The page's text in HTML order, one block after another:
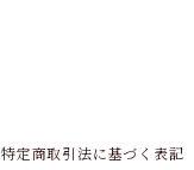
特定商取引法に基づく表記